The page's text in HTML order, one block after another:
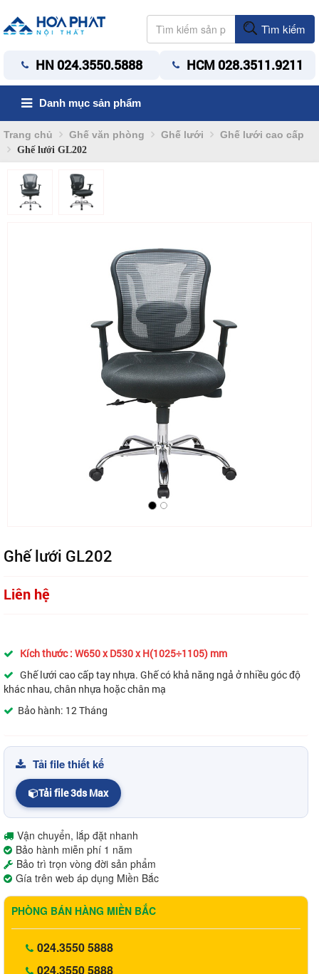
Tìm kiếm
HN 024.3550.5888 HCM 028.3511.9211
Danh mục sản phẩm
Trang chủ Ghế văn phòng Ghế lưới Ghế lưới cao cấp
Ghế lưới GL202
Ghế lưới GL202
Liên hệ
Kích thước : W650 x D530 x H(1025÷1105) mm
Ghế lưới cao cấp tay nhựa. Ghế có khả năng ngả ở nhiều góc độ
khác nhau, chân nhựa hoặc chân mạ
Bảo hành: 12 Tháng
Tải file thiết kế
Tải file 3ds Max
Vận chuyển, lắp đặt nhanh
Bảo hành miễn phí 1 năm
Bảo trì trọn vòng đời sản phẩm
Gía trên web áp dụng Miền Bắc
PHÒNG BÁN HÀNG MIỀN BẮC
024.3550 5888
024.3550 5888